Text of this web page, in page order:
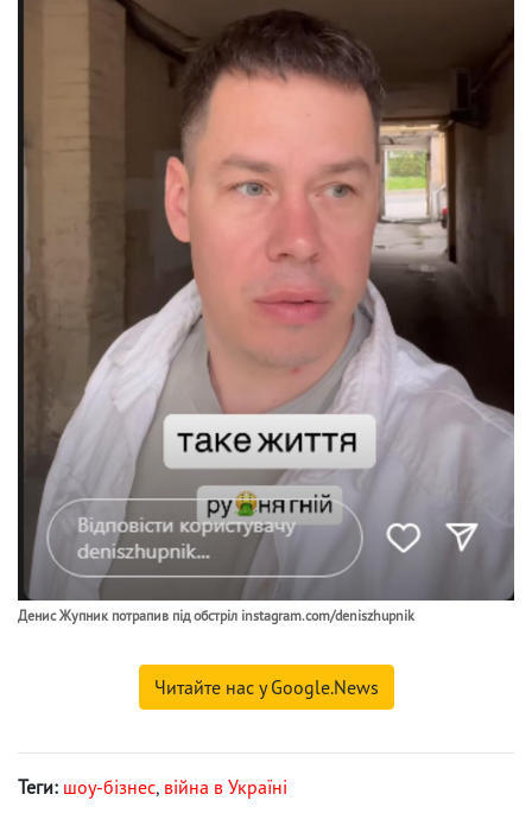
Денис Жупник потрапив під обстріл instagram.com/deniszhupnik
Читайте нас у Google.News
Теги: шоу-бізнес, війна в Україні